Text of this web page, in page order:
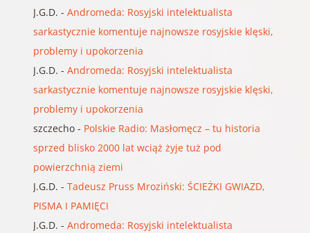
J.G.D. - Andromeda: Rosyjski intelektualista
sarkastycznie komentuje najnowsze rosyjskie klęski,
problemy i upokorzenia
J.G.D. - Andromeda: Rosyjski intelektualista
sarkastycznie komentuje najnowsze rosyjskie klęski,
problemy i upokorzenia
szczecho- Polskie Radio: Masłomęcz – tu historia
sprzed blisko 2000 lat wciąż żyje tuż pod
powierzchnią ziemi
J.G.D. - Tadeusz Pruss Mroziński: ŚCIEŻKI GWIAZD,
PISMA I PAMIĘCI
J.G.D. - Andromeda: Rosyjski intelektualista